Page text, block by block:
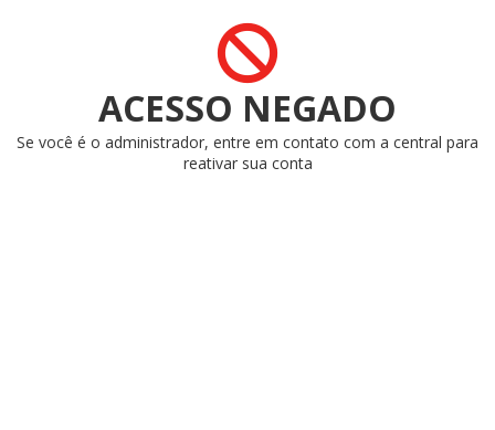
ACESSO NEGADO
Se você é o administrador, entre em contato com a central para
reativar sua conta